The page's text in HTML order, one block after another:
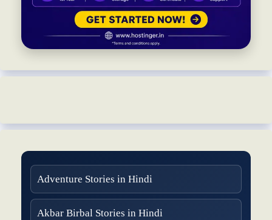
Adventure Stories in Hindi
Akbar Birbal Stories in Hindi